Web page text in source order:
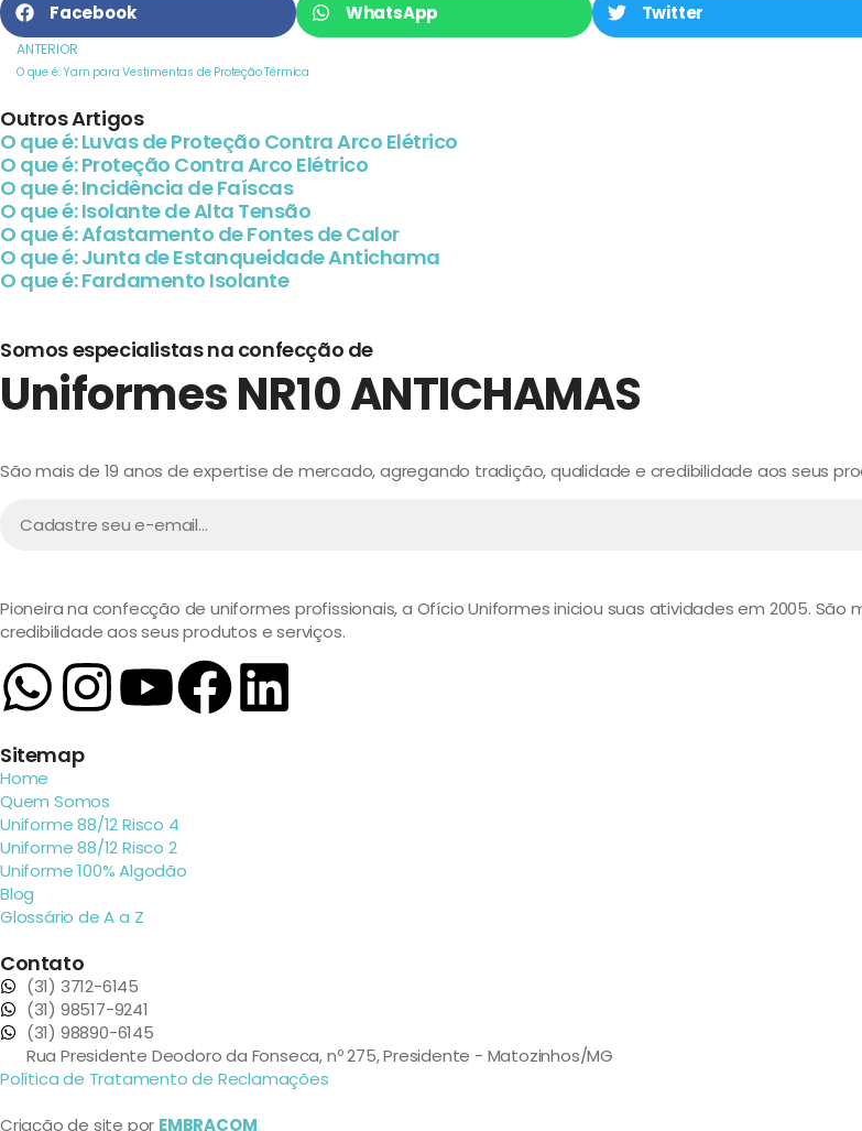
Facebook WhatsApp Twitter
ANTERIOR
O que é: Yarn para Vestimentas de Proteção Térmica
Outros Artigos
O que é: Luvas de Proteção Contra Arco Elétrico
O que é: Proteção Contra Arco Elétrico
O que é: Incidência de Faíscas
O que é: Isolante de Alta Tensão
O que é: Afastamento de Fontes de Calor
O que é: Junta de Estanqueidade Antichama
O que é: Fardamento Isolante
Somos especialistas na confecção de
Uniformes NR10ANTICHAMAS
São mais de 19 anos de expertise de mercado, agregando tradição, qualidade e credibilidade aos seus
Pioneira na confecção de uniformes profissionais, a Ofício Uniformes iniciou suas atividades em 2005.
credibilidade aos seus produtos e serviços.
Sitemap
Home
Quem Somos
Uniforme 88/12 Risco 4
Uniforme 88/12 Risco 2
Uniforme 100% Algodão
Blog
Glossário de A a Z
Contato
(31) 3712-6145
(31) 98517-9241
(31) 98890-6145
Rua Presidente Deodoro da Fonseca, nº 275, Presidente - Matozinhos/MG
Política de Tratamento de Reclamações
Criação de site por EMBRACOM